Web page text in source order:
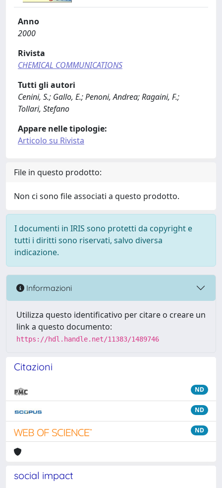
Anno
2000
Rivista
CHEMICAL COMMUNICATIONS
Tutti gli autori
Cenini, S.; Gallo, E.; Penoni, Andrea; Ragaini, F.;
Tollari, Stefano
Appare nelle tipologie:
Articolo su Rivista
File in questo prodotto:
Non ci sono file associati a questo prodotto.
I documenti in IRIS sono protetti da copyright e
tutti i diritti sono riservati, salvo diversa
indicazione.
Informazioni
Utilizza questo identificativo per citare o creare un
link a questo documento:
https://hdl.handle.net/11383/1489746
Citazioni
ND
ND
ND
social impact